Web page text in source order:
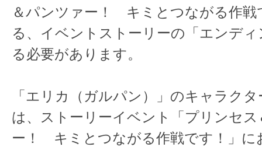
＆パンツァー！ キミとつながる作戦
る、イベントストーリーの「エンデ
る必要があります。
「エリカ（ガルパン）」のキャラク
は、ストーリーイベント「プリンセ
ー！ キミとつながる作戦です！」に